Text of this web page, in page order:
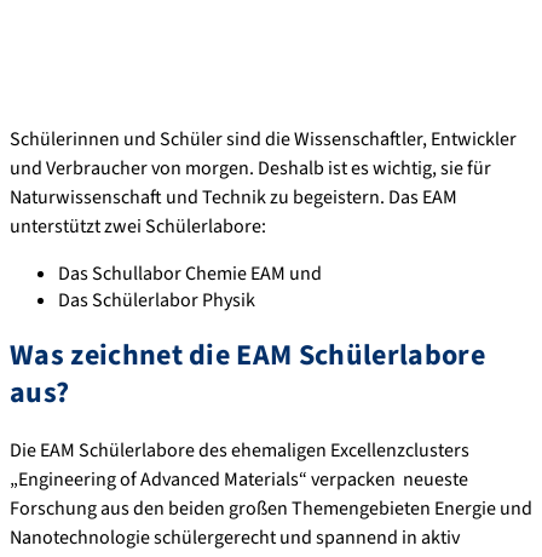
Schülerinnen und Schüler sind die Wissenschaftler, Entwickler
und Verbraucher von morgen. Deshalb ist es wichtig, sie für
Naturwissenschaft und Technik zu begeistern. Das EAM
unterstützt zwei Schülerlabore:
Das Schullabor Chemie EAM und
Das Schülerlabor Physik
Was zeichnet die EAM Schülerlabore
aus?
Die EAM Schülerlabore des ehemaligen Excellenzclusters
„Engineering of Advanced Materials“ verpacken neueste
Forschung aus den beiden großen Themengebieten Energie und
Nanotechnologie schülergerecht und spannend in aktiv